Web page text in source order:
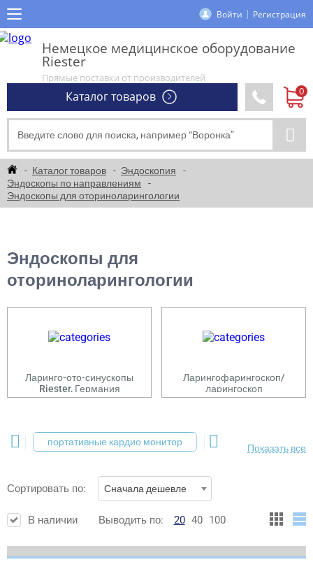
Войти Регистрация
Немецкое медицинское оборудование
Riester
Прямые поставки от производителей
Каталог товаров
Каталог товаров
Эндоскопия
Эндоскопы по направлениям
Эндоскопы для оториноларингологии
Эндоскопы для
оториноларингологии
Ларинго-ото-синускопы
Riester, Германия
Ларингофарингоскоп/
ларингоскоп
портативные кардио монитор
Показать все
Сортировать по: Сначала дешевле
В наличии Выводить по: 20 40 100